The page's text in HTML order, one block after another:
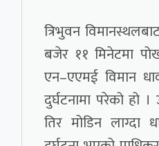
त्रिभुवन
बजेर ११ मिनेटमा
एन–एएमई विमान
दुर्घटनामा परेको हो
तिर मोडिन लाग्दा